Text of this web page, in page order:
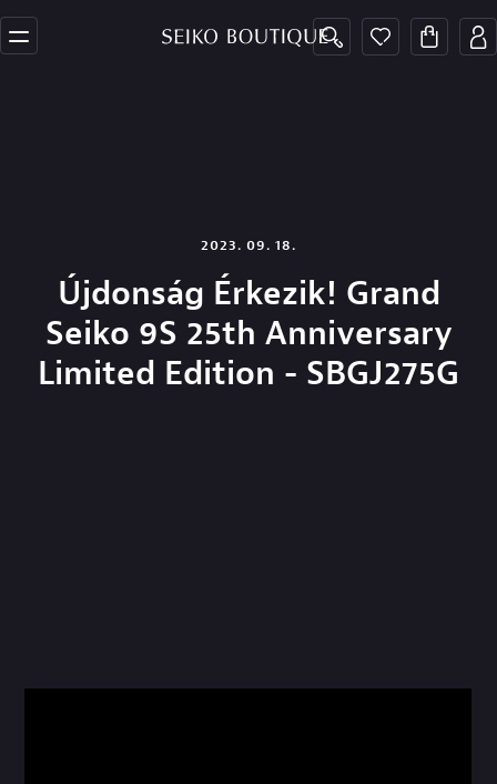
2023. 09. 18.
Újdonság Érkezik! Grand
Seiko 9S 25th Anniversary
Limited Edition - SBGJ275G